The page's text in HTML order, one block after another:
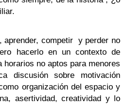
aprender, competir y perder no
hacerlo en un contexto de
no aptos para menores
discusión sobre motivación
organización del espacio y
asertividad, creatividad y lo